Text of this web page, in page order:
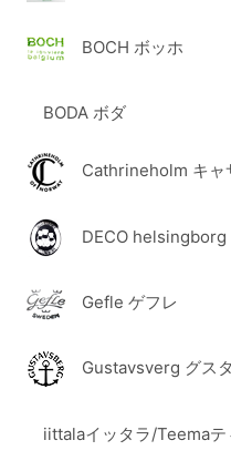
BOCH ボッホ
BODA ボダ
Cathrineholm キャ
DECO helsingborg
Gefle ゲフレ
Gustavsverg グス
iittalaイッタラ/Teemaテ